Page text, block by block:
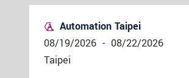
Automation Taipei
08/19/2026 - 08/22/2026
Taipei